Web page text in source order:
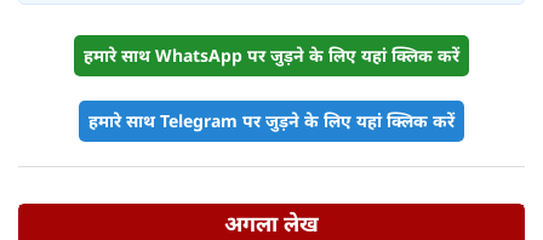
हमारे साथ WhatsApp पर जुड़ने के लिए यहां क्लिक करें
हमारे साथ Telegram पर जुड़ने के लिए यहां क्लिक करें
अगला लेख